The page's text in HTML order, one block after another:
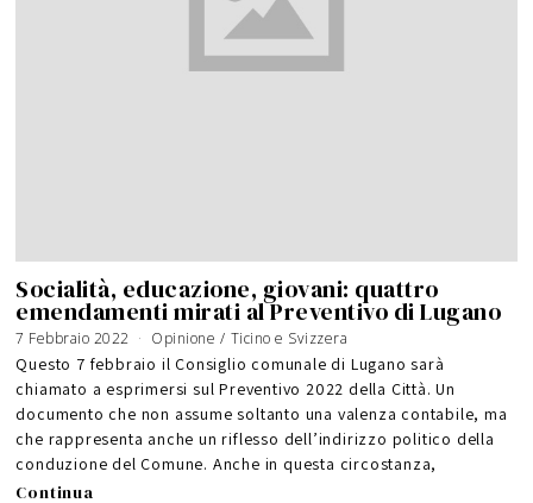
Socialità, educazione, giovani: quattro
emendamenti mirati al Preventivo di Lugano
7 Febbraio 2022 Opinione / Ticino e Svizzera
Questo 7 febbraio il Consiglio comunale di Lugano sarà
chiamato a esprimersi sul Preventivo 2022 della Città. Un
documento che non assume soltanto una valenza contabile, ma
che rappresenta anche un riflesso dell’indirizzo politico della
conduzione del Comune. Anche in questa circostanza,
Continua